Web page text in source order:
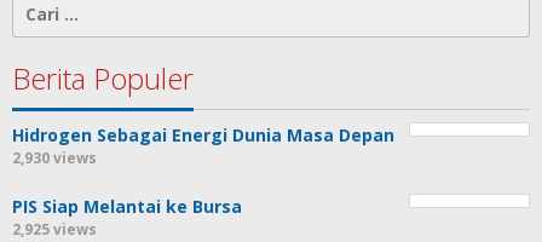
untuk:
Berita Populer
Hidrogen Sebagai Energi Dunia Masa Depan
2,930 views
PIS Siap Melantai ke Bursa
2,925 views